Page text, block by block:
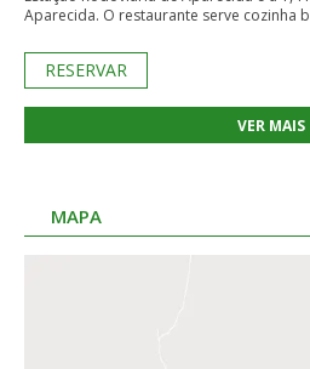
Aparecida. O restaurante serve cozinha
RESERVAR
VER MAIS
MAPA